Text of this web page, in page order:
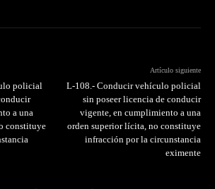
policial
a una
constituye
Artículo siguiente
L-108.- Conducir vehículo policial
sin poseer licencia de conducir
vigente, en cumplimiento a una
orden superior lícita, no constituye
infracción por la circunstancia
eximente